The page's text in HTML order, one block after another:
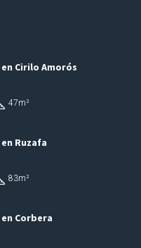
Cirilo Amorós
47m²
Ruzafa
83m²
Corbera